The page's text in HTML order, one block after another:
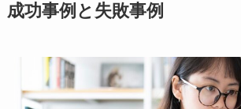
成功事例と失敗事例